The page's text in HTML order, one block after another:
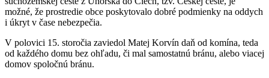
možné, že prostredie obce poskytovalo dobré podmienky na oddych
i úkryt v čase nebezpečia.
V polovici 15. storočia zaviedol Matej Korvín daň od komína, teda
od každého domu bez ohľadu, či mal samostatnú bránu, alebo viacej
domov spoločnú bránu.